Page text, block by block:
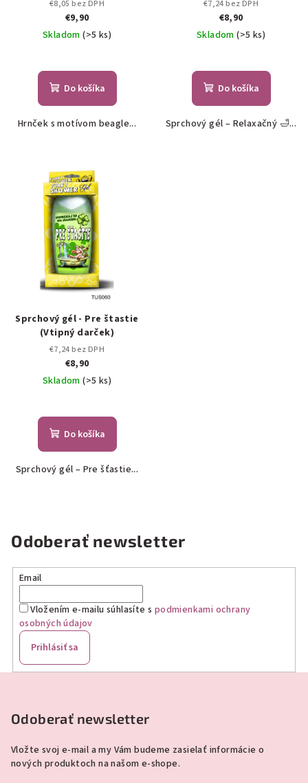
€8,05 bez DPH
€9,90
Skladom(>5 ks)
Do košíka
Hrnček s motívom beagle...
€7,24 bez DPH
€8,90
Skladom(>5 ks)
Do košíka
Sprchový gél – Relaxačný 🛁...
Sprchový gél - Pre štastie
(Vtipný darček)
€7,24 bez DPH
€8,90
Skladom(>5 ks)
Do košíka
Sprchový gél – Pre šťastie...
Odoberať newsletter
Email
Vložením e-mailu súhlasíte s podmienkami ochrany
osobných údajov
Prihlásiť sa
Odoberať newsletter
Vložte svoj e-mail a my Vám budeme zasielať informácie o
nových produktoch na našom e-shope.